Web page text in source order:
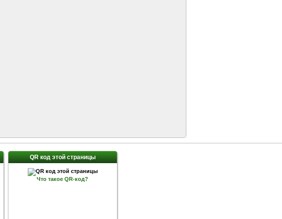
QR код этой страницы
Что такое QR-код?